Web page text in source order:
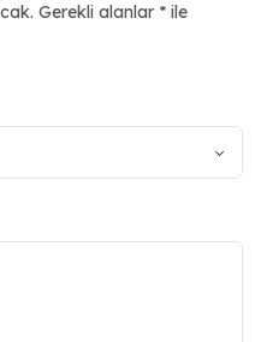
Gerekli alanlar * ile